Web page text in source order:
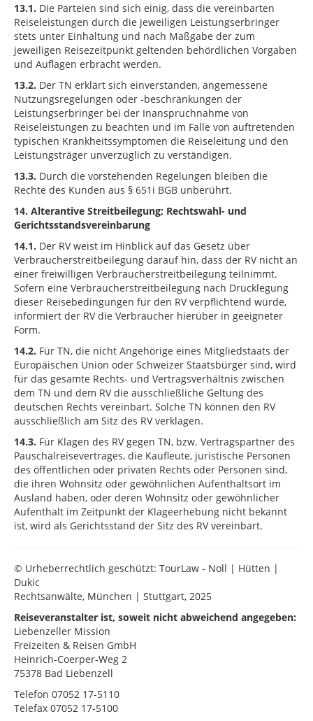
13.1. Die Parteien sind sich einig, dass die vereinbarten
Reiseleistungen durch die jeweiligen Leistungserbringer
stets unter Einhaltung und nach Maßgabe der zum
jeweiligen Reisezeitpunkt geltenden behördlichen Vorgaben
und Auflagen erbracht werden.
13.2. Der TN erklärt sich einverstanden, angemessene
Nutzungsregelungen oder -beschränkungen der
Leistungserbringer bei der Inanspruchnahme von
Reiseleistungen zu beachten und im Falle von auftretenden
typischen Krankheitssymptomen die Reiseleitung und den
Leistungsträger unverzüglich zu verständigen.
13.3. Durch die vorstehenden Regelungen bleiben die
Rechte des Kunden aus § 651i BGB unberührt.
14. Alterantive Streitbeilegung; Rechtswahl- und
Gerichtsstandsvereinbarung
14.1. Der RV weist im Hinblick auf das Gesetz über
Verbraucherstreitbeilegung darauf hin, dass der RV nicht an
einer freiwilligen Verbraucherstreitbeilegung teilnimmt.
Sofern eine Verbraucherstreitbeilegung nach Drucklegung
dieser Reisebedingungen für den RV verpflichtend würde,
informiert der RV die Verbraucher hierüber in geeigneter
Form.
14.2. Für TN, die nicht Angehörige eines Mitgliedstaats der
Europäischen Union oder Schweizer Staatsbürger sind, wird
für das gesamte Rechts- und Vertragsverhältnis zwischen
dem TN und dem RV die ausschließliche Geltung des
deutschen Rechts vereinbart. Solche TN können den RV
ausschließlich am Sitz des RV verklagen.
14.3. Für Klagen des RV gegen TN, bzw. Vertragspartner des
Pauschalreisevertrages, die Kaufleute, juristische Personen
des öffentlichen oder privaten Rechts oder Personen sind,
die ihren Wohnsitz oder gewöhnlichen Aufenthaltsort im
Ausland haben, oder deren Wohnsitz oder gewöhnlicher
Aufenthalt im Zeitpunkt der Klageerhebung nicht bekannt
ist, wird als Gerichtsstand der Sitz des RV vereinbart.
© Urheberrechtlich geschützt: TourLaw - Noll | Hütten |
Dukic
Rechtsanwälte, München | Stuttgart, 2025
Reiseveranstalter ist, soweit nicht abweichend angegeben:
Liebenzeller Mission
Freizeiten & Reisen GmbH
Heinrich-Coerper-Weg 2
75378 Bad Liebenzell
Telefon 07052 17-5110
Telefax 07052 17-5100